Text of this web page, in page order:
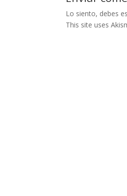
Lo siento, debes
This site uses